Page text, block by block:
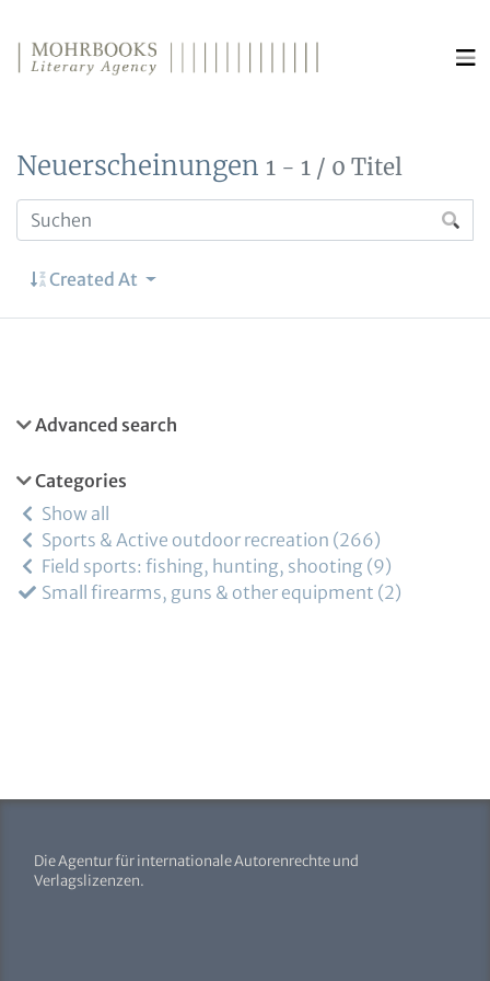
Neuerscheinungen 1 - 1 / 0 Titel
Created At
Advanced search
Categories
Show all
Sports & Active outdoor recreation 266
Field sports: fishing, hunting, shooting 9
Small firearms, guns & other equipment 2
Die Agentur für internationale Autorenrechte und
Verlagslizenzen.